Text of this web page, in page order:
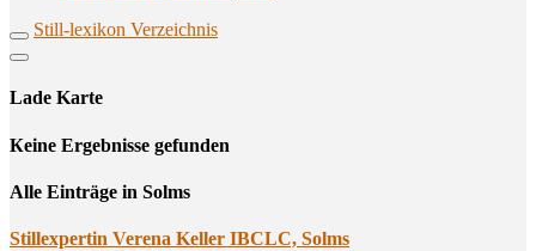
Still-lexikon Verzeichnis
Lade Karte
Кeine Ergebnisse gefunden
Alle Einträge in Solms
Still­ex­per­tin Vere­na Kel­ler IBCLC, Solms